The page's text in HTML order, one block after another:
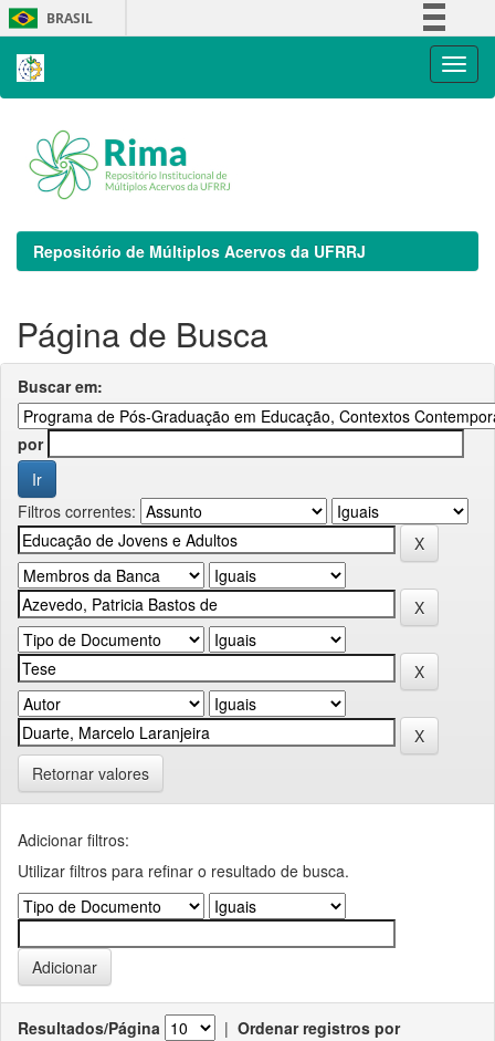
Skip
navigation
BRASIL
Repositório de Múltiplos Acervos da UFRRJ
Página de Busca
Buscar em:
por
Filtros correntes:
Retornar valores
Adicionar filtros:
Utilizar filtros para refinar o resultado de busca.
Resultados/Página | Ordenar registros por